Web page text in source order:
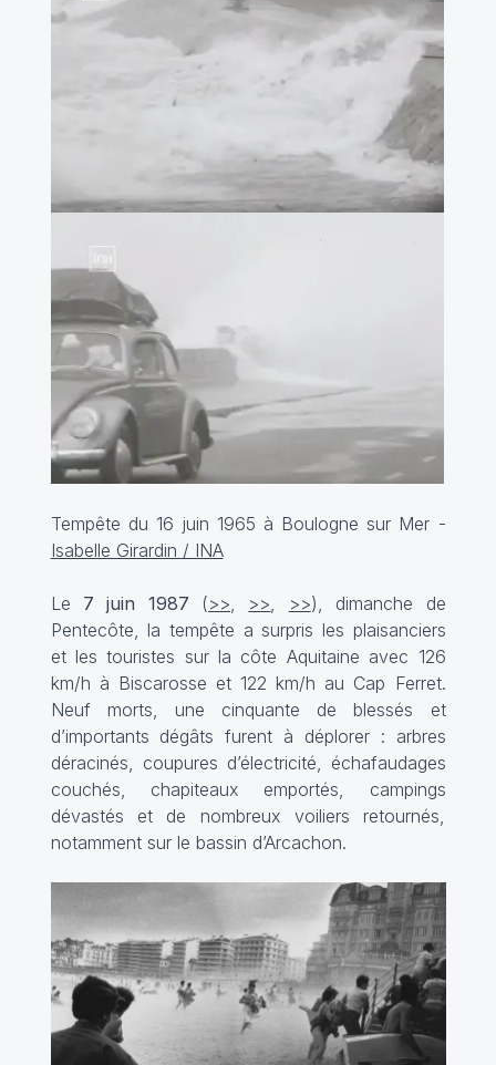
Tempête du 16 juin 1965 à Boulogne sur Mer -
Isabelle Girardin / INA
Le 7 juin 1987 (>> >> >>), dimanche de
Pentecôte, la tempête a surpris les plaisanciers
et les touristes sur la côte Aquitaine avec 126
km/h à Biscarosse et 122 km/h au Cap Ferret.
Neuf morts, une cinquante de blessés et
d’importants dégâts furent à déplorer : arbres
déracinés, coupures d’électricité, échafaudages
couchés, chapiteaux emportés, campings
dévastés et de nombreux voiliers retournés,
notamment sur le bassin d’Arcachon.